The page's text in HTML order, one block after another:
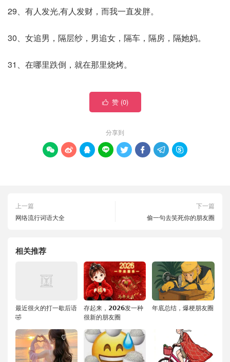
29、有人发光,有人发财，而我一直发胖。
30、女追男，隔层纱，男追女，隔车，隔房，隔她妈。
31、在哪里跌倒，就在那里烧烤。
 赞 (0)
分享到
       
上一篇
网络流行词语大全
下一篇
偷一句去笑死你的朋友圈
相关推荐
最近很火的打一歇后语
🤣
存起来，𝟮𝟬𝟮𝟲发一种
很新的朋友圈
年底总结，爆梗朋友圈